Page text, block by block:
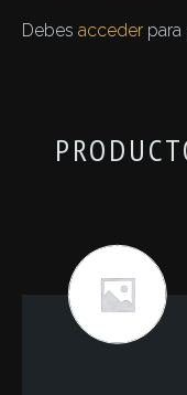
Debes acceder